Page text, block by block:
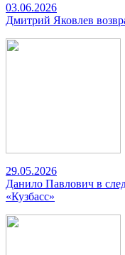
03.06.2026
Дмитрий Яковлев
29.05.2026
Данило Павлович в
«Кузбасс»